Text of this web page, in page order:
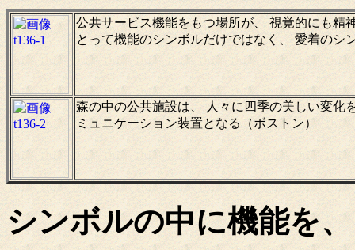
公共サービス機能をもつ場所が、 視覚的にも精
とって機能のシンボルだけではなく、 愛着のシ
森の中の公共施設は、 人々に四季の美しい変化
ミュニケーション装置となる（ボストン）
シンボルの中に機能を